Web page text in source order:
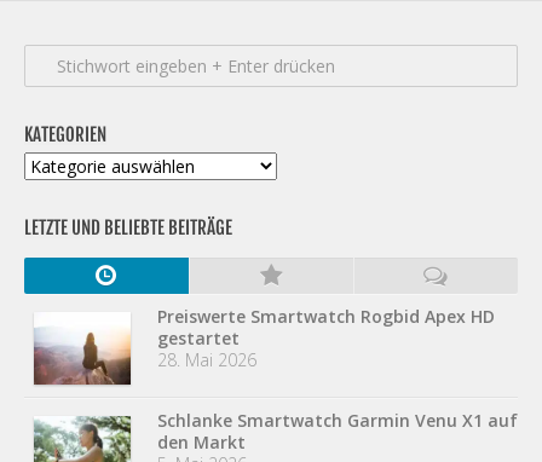
KATEGORIEN
Kategorien
LETZTE UND BELIEBTE BEITRÄGE
Preiswerte Smartwatch Rogbid Apex HD
gestartet
28. Mai 2026
Schlanke Smartwatch Garmin Venu X1 auf
den Markt